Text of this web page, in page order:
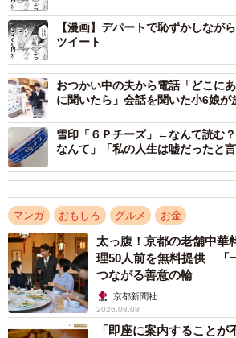
漫画「同じ傷を負った方、いると思います」の
Twitterより）
【漫画】デパートで恥ずかしなが
ツイート
おつかい中の夫から電話「どこに
に聞いたら」会話を聞いた小6娘が
雪印「６Ｐチーズ」←なんて読む
なんて」「私の人生は嘘だったと
マンガ おもしろ グルメ お金
太っ腹！京都の老舗中華
理50人前を無料提供 「
つながる善意の輪
京都新聞社
2026.08.08
「即座に案内すること